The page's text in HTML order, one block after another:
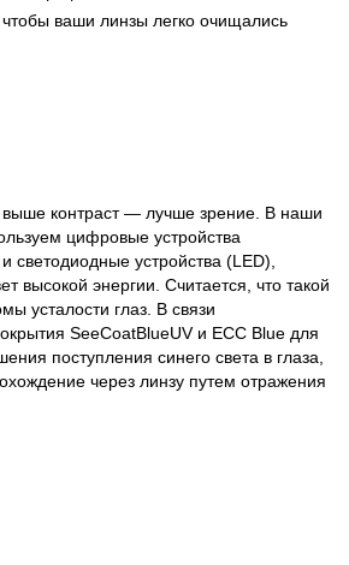
ваши линзы легко очищались
контраст — лучше зрение. В наши
цифровые устройства
светодиодные устройства (LED),
высокой энергии. Считается, что такой
усталости глаз. В связи
SeeCoatBlueUV и ECC Blue для
поступления синего света в глаза,
через линзу путем отражения